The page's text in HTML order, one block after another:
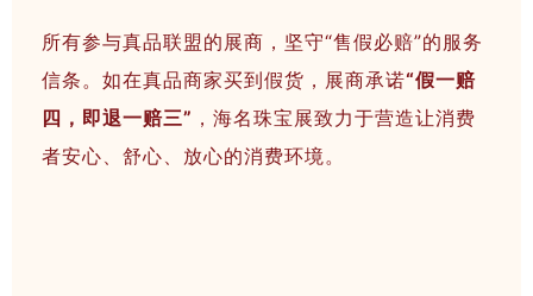
所有参与真品联盟的展商，坚守“售假必赔”的服务
信条。如在真品商家买到假货，展商承诺“假一赔
四，即退一赔三” ，海名珠宝展致力于营造让消费
者安心、舒心、放心的消费环境。